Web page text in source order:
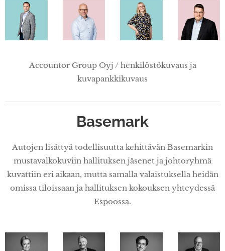
Accountor Group Oyj / henkilöstökuvaus ja
kuvapankkikuvaus
Basemark
Autojen lisättyä todellisuutta kehittävän Basemarkin
mustavalkokuviin hallituksen jäsenet ja johtoryhmä
kuvattiin eri aikaan, mutta samalla valaistuksella heidän
omissa tiloissaan ja hallituksen kokouksen yhteydessä
Espoossa.